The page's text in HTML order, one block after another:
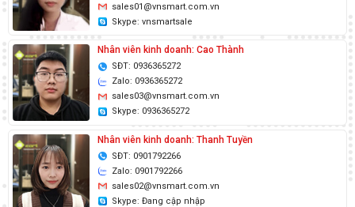
sales01@vnsmart.com.vn
Skype: vnsmartsale
Nhân viên kinh doanh: Cao Thành
SĐT: 0936365272
Zalo: 0936365272
sales03@vnsmart.com.vn
Skype: 0936365272
Nhân viên kinh doanh: Thanh Tuyền
SĐT: 0901792266
Zalo: 0901792266
sales02@vnsmart.com.vn
Skype: Đang cập nhập